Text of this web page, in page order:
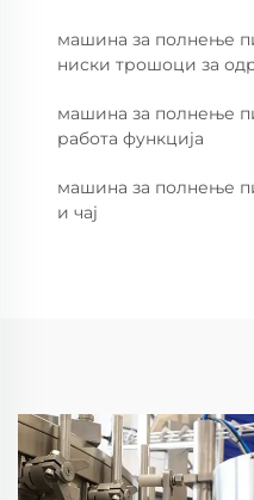
машина за полнење
ниски трошоци за
машина за полнење
работа функција
машина за полнење
и чај